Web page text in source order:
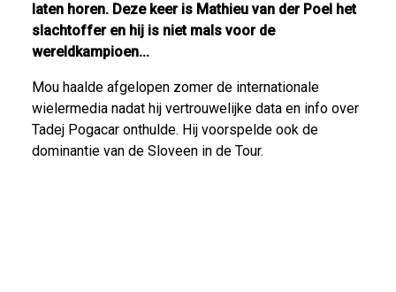
laten horen. Deze keer is Mathieu van der Poel het
slachtoffer en hij is niet mals voor de
wereldkampioen...
Mou haalde afgelopen zomer de internationale
wielermedia nadat hij vertrouwelijke data en info over
Tadej Pogacar onthulde. Hij voorspelde ook de
dominantie van de Sloveen in de Tour.